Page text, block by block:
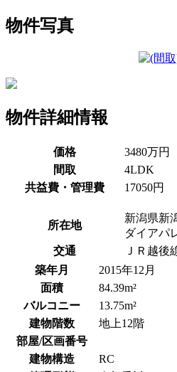
物件写真
物件詳細情報
価格
3480万円
間取
4LDK
共益費・管理費
17050円
所在地
新潟県新
ダイアパ
交通
ＪＲ越後
築年月
2015年12月
面積
84.39m²
バルコニー
13.75m²
建物階数
地上12階
部屋/区画番号
建物構造
RC